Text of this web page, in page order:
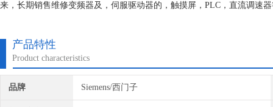
来，长期销售维修变频器及，伺服驱动器的，触摸屏，PLC，直流调速
产品特性
Product characteristics
品牌 Siemens/西门子